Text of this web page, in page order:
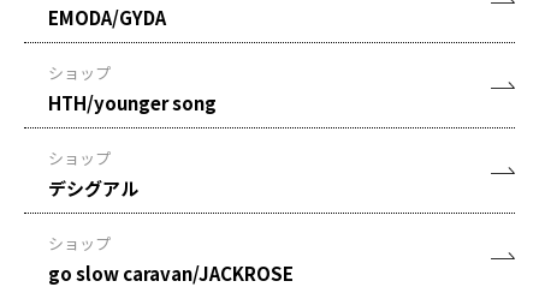
EMODA/GYDA
ショップ
HTH/younger song
ショップ
デシグアル
ショップ
go slow caravan/JACKROSE